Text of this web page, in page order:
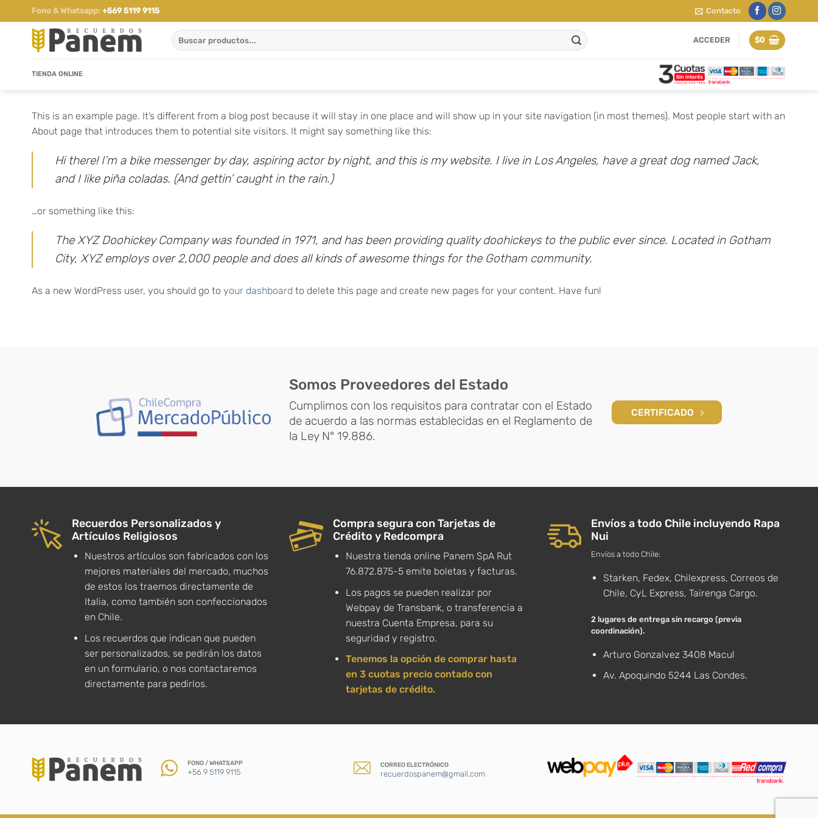
al
contenido
Fono & Whatsapp: +569 5119 9115 Contacto
Buscar
por:
ACCEDER $0
TIENDA ONLINE
This is an example page. It’s different from a blog post because it will stay in one place and will show up in your site navigation (in most themes). Most people start with an
About page that introduces them to potential site visitors. It might say something like this:
Hi there! I’m a bike messenger by day, aspiring actor by night, and this is my website. I live in Los Angeles, have a great dog named Jack,
and I like piña coladas. (And gettin’ caught in the rain.)
…or something like this:
The XYZ Doohickey Company was founded in 1971, and has been providing quality doohickeys to the public ever since. Located in Gotham
City, XYZ employs over 2,000 people and does all kinds of awesome things for the Gotham community.
As a new WordPress user, you should go to your dashboard to delete this page and create new pages for your content. Have fun!
Somos Proveedores del Estado
Cumplimos con los requisitos para contratar con el Estado
de acuerdo a las normas establecidas en el Reglamento de
la Ley N° 19.886.
CERTIFICADO
Recuerdos Personalizados y
Artículos Religiosos
Nuestros artículos son fabricados con los
mejores materiales del mercado, muchos
de estos los traemos directamente de
Italia, como también son confeccionados
en Chile.
Los recuerdos que indican que pueden
ser personalizados, se pedirán los datos
en un formulario, o nos contactaremos
directamente para pedirlos.
Compra segura con Tarjetas de
Crédito y Redcompra
Nuestra tienda online Panem SpA Rut
76.872.875-5 emite boletas y facturas.
Los pagos se pueden realizar por
Webpay de Transbank, o transferencia a
nuestra Cuenta Empresa, para su
seguridad y registro.
Tenemos la opción de comprar hasta
en 3 cuotas precio contado con
tarjetas de crédito.
Envíos a todo Chile incluyendo Rapa
Nui
Envíos a todo Chile:
Starken, Fedex, Chilexpress, Correos de
Chile, CyL Express, Tairenga Cargo.
2 lugares de entrega sin recargo (previa
coordinación).
Arturo Gonzalvez 3408 Macul
Av. Apoquindo 5244 Las Condes.
FONO / WHATSAPP
+56 9 5119 9115
CORREO ELECTRÓNICO
recuerdospanem@gmail.com